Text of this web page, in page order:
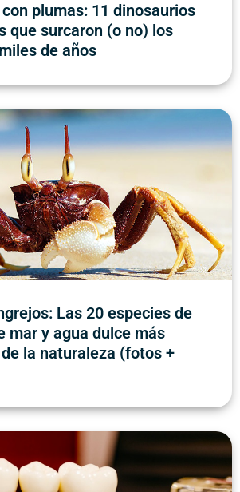
plumas: 11 dinosaurios
que surcaron (o no) los
de años
Las 20 especies de
mar y agua dulce más
la naturaleza (fotos +